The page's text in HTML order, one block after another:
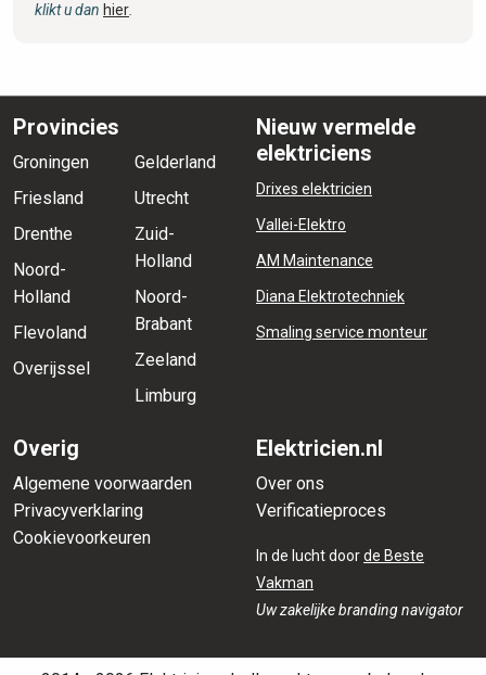
klikt u dan hier
Provincies
Groningen
Friesland
Drenthe
Noord-
Holland
Flevoland
Overijssel
Gelderland
Utrecht
Zuid-
Holland
Noord-
Brabant
Zeeland
Limburg
Nieuw vermelde
elektriciens
Drixes elektricien
Vallei-Elektro
AM Maintenance
Diana Elektrotechniek
Smaling service monteur
Overig
Algemene voorwaarden
Privacyverklaring
Cookievoorkeuren
Elektricien.nl
Over ons
Verificatieproces
In de lucht doorde Beste
Vakman
Uw zakelijke branding navigator